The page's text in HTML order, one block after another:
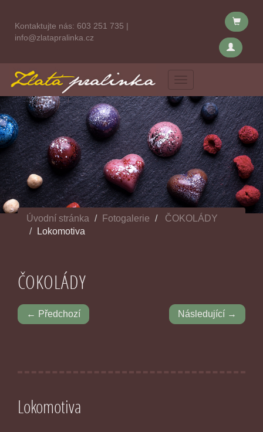
Kontaktujte nás: 603 251 735 |
info@zlatapralinka.cz
Menu
Úvodní stránka Fotogalerie
ČOKOLÁDY
Lokomotiva
ČOKOLÁDY
← Předchozí Následující →
Lokomotiva